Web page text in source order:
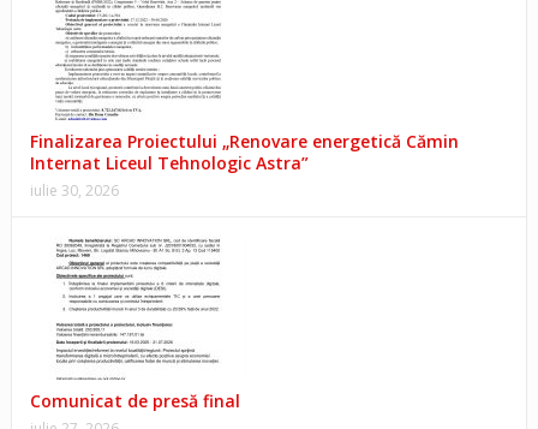
Finalizarea Proiectului „Renovare energetică Cămin
Internat Liceul Tehnologic Astra”
iulie 30, 2026
Comunicat de presă final